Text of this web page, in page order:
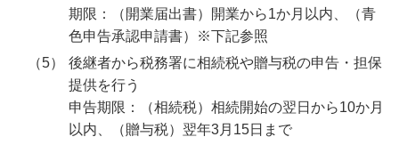
期限：（開業届出書）開業から1か月以内、（青
色申告承認申請書）※下記参照
後継者から税務署に相続税や贈与税の申告・担保
提供を行う
申告期限：（相続税）相続開始の翌日から10か月
以内、（贈与税）翌年3月15日まで